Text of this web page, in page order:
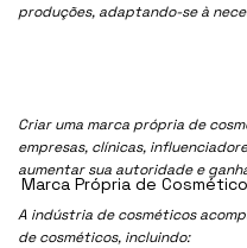
produções, adaptando-se à
Criar uma marca própria de
empresas, clínicas,
aumentar sua autoridade e
A indústria de cosméticos
de cosméticos, incluindo:
Marca Própria de